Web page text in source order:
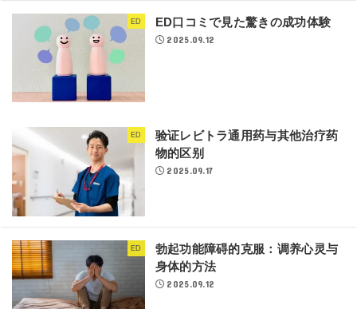
ED ED口コミで見た驚きの成功体験
2025.09.12
ED
验证レビトラ通用药与其他治疗药
物的区别
2025.09.17
ED
勃起功能障碍的克服：调养心灵与
身体的方法
2025.09.12